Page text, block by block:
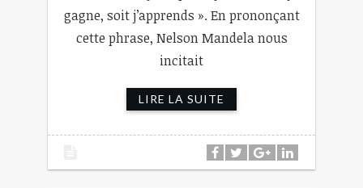
gagne, soit j’apprends ». En prononçant
cette phrase, Nelson Mandela nous
incitait
LIRE LA SUITE